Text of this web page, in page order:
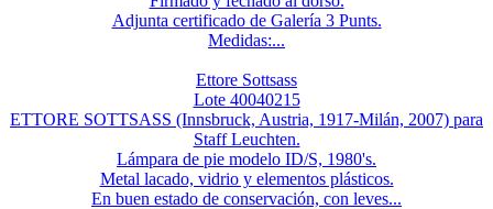
Adjunta certificado de Galería 3 Punts.
Medidas:...
Ettore Sottsass
Lote 40040215
ETTORE SOTTSASS (Innsbruck, Austria, 1917-Milán, 2007) para
Staff Leuchten.
Lámpara de pie modelo ID/S, 1980's.
Metal lacado, vidrio y elementos plásticos.
En buen estado de conservación, con leves...